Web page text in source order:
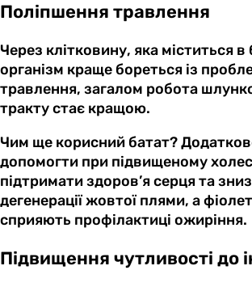
Поліпшення травлення
Через клітковину, яка міститься в
організм краще бореться із
травлення, загалом робота
тракту стає кращою.
Чим ще корисний батат?
допомогти при підвищеному
підтримати здоров’я серця та
дегенерації жовтої плями, а
сприяють профілактиці ожиріння.
Підвищення чутливості до